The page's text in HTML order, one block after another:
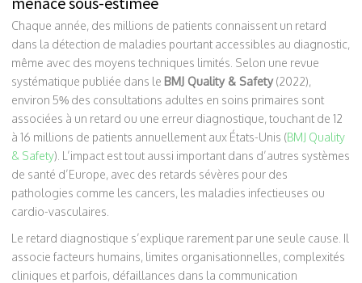
Chaque année, des millions de patients connaissent un retard
dans la détection de maladies pourtant accessibles au diagnostic,
même avec des moyens techniques limités. Selon une revue
systématique publiée dans le BMJ Quality & Safety(2022),
environ 5% des consultations adultes en soins primaires sont
associées à un retard ou une erreur diagnostique, touchant de 12
à 16 millions de patients annuellement aux États-Unis (BMJ Quality
& Safety). L’impact est tout aussi important dans d’autres systèmes
de santé d’Europe, avec des retards sévères pour des
pathologies comme les cancers, les maladies infectieuses ou
cardio-vasculaires.
Le retard diagnostique s’explique rarement par une seule cause. Il
associe facteurs humains, limites organisationnelles, complexités
cliniques et parfois, défaillances dans la communication